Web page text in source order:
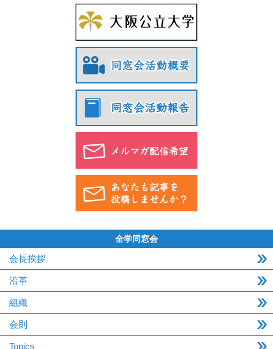
全学同窓会
会長挨拶
沿革
組織
会則
Topics